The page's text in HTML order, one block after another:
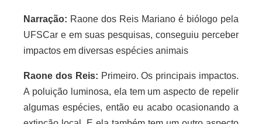
Narração: Raone dos Reis Mariano é biólogo pela
UFSCar e em suas pesquisas, conseguiu perceber
impactos em diversas espécies animais
Raone dos Reis: Primeiro. Os principais impactos.
A poluição luminosa, ela tem um aspecto de repelir
algumas espécies, então eu acabo ocasionando a